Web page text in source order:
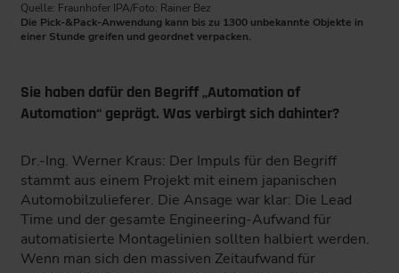
Quelle: Fraunhofer IPA/Foto: Rainer Bez
Die Pick-&Pack-Anwendung kann bis zu 1300 unbekannte Objekte in
einer Stunde greifen und geordnet verpacken.
Sie haben dafür den Begriff „Automation of
Automation“ geprägt. Was verbirgt sich dahinter?
Dr.-Ing. Werner Kraus: Der Impuls für den Begriff
stammt aus einem Projekt mit einem japanischen
Automobilzulieferer. Die Ansage war klar: Die Lead
Time und der gesamte Engineering-Aufwand für
automatisierte Montagelinien sollten halbiert werden.
Wenn man sich den massiven Zeitaufwand für